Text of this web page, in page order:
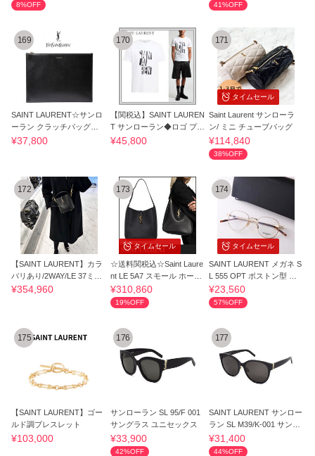
8%OFF 41%OFF
169
SAINT LAURENT☆サンロ
ーラン クラッチバッグ☆ L
サイズ
¥37,800
170
【関税込】SAINT LAUREN
T サンローラン◆ロゴ プリ
ント Tシャツ
¥45,800
タイムセール
171
Saint Laurent サンローラ
ン/ ミニ チューブバッグ
¥114,840
38%OFF
172
【SAINT LAURENT】カラ
バリあり/2WAY/LE 37ミニ
バッグ
¥354,960
タイムセール
173
☆送料関税込☆Saint Laure
nt LE 5A7 スモール ホーボ
ーバッグ
¥310,860
19%OFF
タイムセール
174
SAINT LAURENT メガネ S
L 555 OPT ボストン型 メ
タルフレーム
¥23,560
57%OFF
175
【SAINT LAURENT】ゴー
ルド調ブレスレット
¥103,000
176
サンローラン SL 95/F 001
サングラス ユニセックス
¥33,900
42%OFF
177
SAINT LAURENT サンロー
ラン SL M39/K-001 サング
ラス
¥31,400
44%OFF